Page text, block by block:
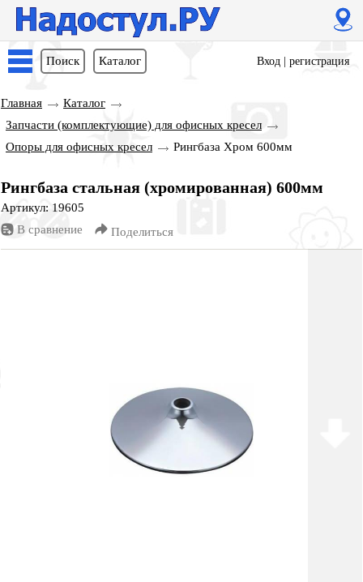
Поиск Каталог Вход регистрация
Главная
Каталог
Запчасти (комплектующие) для офисных кресел
Опоры для офисных кресел
Рингбаза Хром 600мм
Рингбаза стальная (хромированная) 600мм
Артикул: 19605
В сравнение
Поделиться